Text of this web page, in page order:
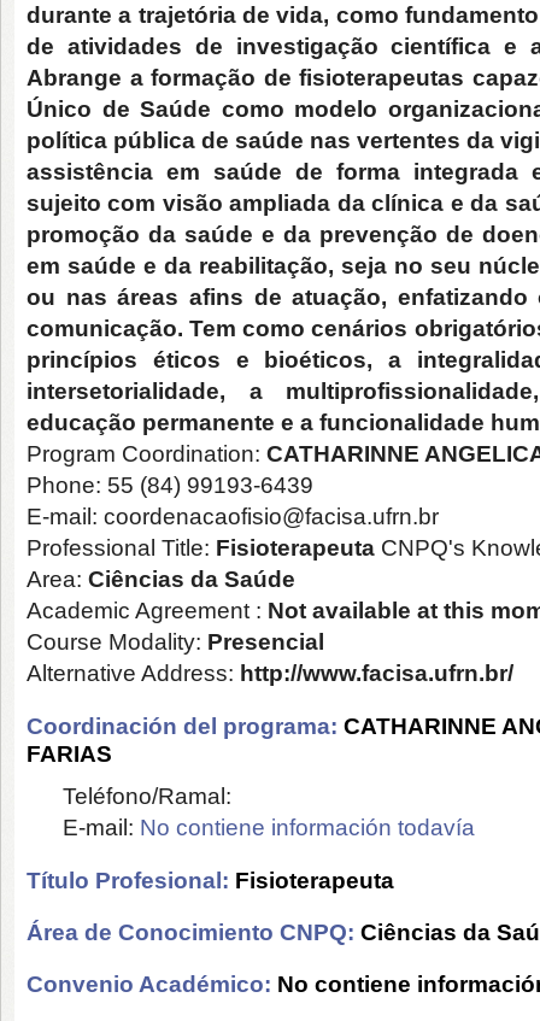
durante a trajetória de vida, como
de atividades de investigação científica e
Abrange a formação de fisioterapeutas
Único de Saúde como modelo
política pública de saúde nas vertentes da
assistência em saúde de forma integrada
sujeito com visão ampliada da clínica e da
promoção da saúde e da prevenção de
em saúde e da reabilitação, seja no seu
ou nas áreas afins de atuação,
comunicação. Tem como cenários
princípios éticos e bioéticos, a
intersetorialidade, a
educação permanente e a funcionalidade
Program Coordination: CATHARINNE
Phone: 55 (84) 99193-6439
E-mail: coordenacaofisio@facisa.ufrn.br
Professional Title: Fisioterapeuta CNPQ's
Area: Ciências da Saúde
Academic Agreement : Not available at this
Course Modality: Presencial
Alternative Address: http://www.facisa.ufrn.br/
Coordinación del programa: CATHARINNE
FARIAS
Teléfono/Ramal:
E-mail: No contiene información todavía
Título Profesional: Fisioterapeuta
Área de Conocimiento CNPQ: Ciências da
Convenio Académico: No contiene